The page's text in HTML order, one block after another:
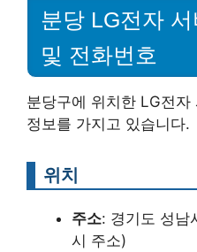
분당 LG전자
및 전화번호
분당구에 위치한 LG전
정보를 가지고 있습니다.
위치
주소: 경기도 성남
시 주소)